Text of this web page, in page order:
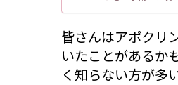
皆さんはアポクリ
いたことがあるか
く知らない方が多